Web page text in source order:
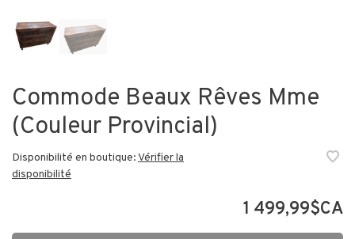
Commode Beaux Rêves Mme
(Couleur Provincial)
Disponibilité en boutique:Vérifier la
disponibilité
1 499,99$CA